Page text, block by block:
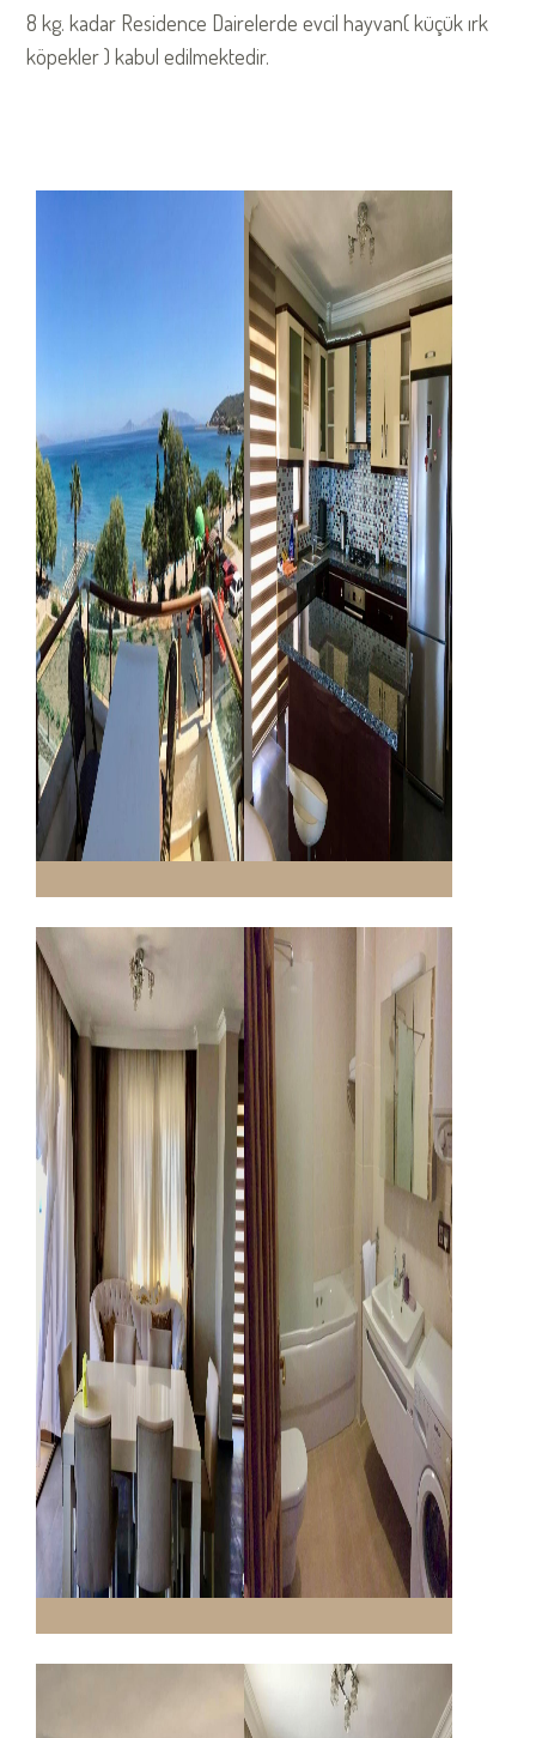
Anasayfa
Hakkımızda
Odalarımız
OpenSea Restaurant
Galeri
Online Reservation
İletişim
8 kg. kadar Residence Dairelerde evcil hayvan( küçük ırk
köpekler ) kabul edilmektedir.